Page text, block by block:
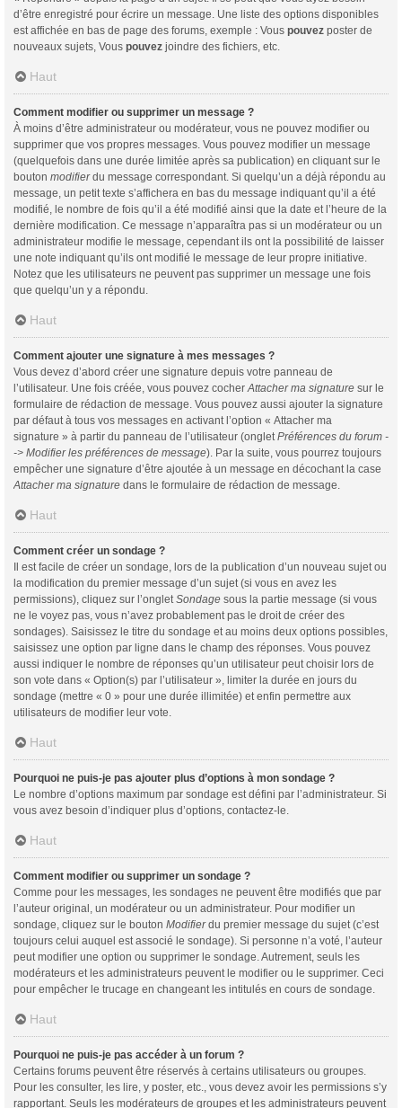
d’être enregistré pour écrire un message. Une liste des options disponibles
est affichée en bas de page des forums, exemple : Vous pouvez poster de
nouveaux sujets, Vous pouvez joindre des fichiers, etc.
Haut
Comment modifier ou supprimer un message ?
À moins d’être administrateur ou modérateur, vous ne pouvez modifier ou
supprimer que vos propres messages. Vous pouvez modifier un message
(quelquefois dans une durée limitée après sa publication) en cliquant sur le
bouton modifierdu message correspondant. Si quelqu’un a déjà répondu au
message, un petit texte s’affichera en bas du message indiquant qu’il a été
modifié, le nombre de fois qu’il a été modifié ainsi que la date et l’heure de la
dernière modification. Ce message n’apparaîtra pas si un modérateur ou un
administrateur modifie le message, cependant ils ont la possibilité de laisser
une note indiquant qu’ils ont modifié le message de leur propre initiative.
Notez que les utilisateurs ne peuvent pas supprimer un message une fois
que quelqu’un y a répondu.
Haut
Comment ajouter une signature à mes messages ?
Vous devez d’abord créer une signature depuis votre panneau de
l’utilisateur. Une fois créée, vous pouvez cocherAttacher ma signature sur le
formulaire de rédaction de message. Vous pouvez aussi ajouter la signature
par défaut à tous vos messages en activant l’option « Attacher ma
signature » à partir du panneau de l’utilisateur (ongletPréférences du forum -
-> Modifier les préférences de message). Par la suite, vous pourrez toujours
empêcher une signature d’être ajoutée à un message en décochant la case
Attacher ma signature dans le formulaire de rédaction de message.
Haut
Comment créer un sondage ?
Il est facile de créer un sondage, lors de la publication d’un nouveau sujet ou
la modification du premier message d’un sujet (si vous en avez les
permissions), cliquez sur l’ongletSondage sous la partie message (si vous
ne le voyez pas, vous n’avez probablement pas le droit de créer des
sondages). Saisissez le titre du sondage et au moins deux options possibles,
saisissez une option par ligne dans le champ des réponses. Vous pouvez
aussi indiquer le nombre de réponses qu’un utilisateur peut choisir lors de
son vote dans « Option(s) par l’utilisateur », limiter la durée en jours du
sondage (mettre « 0 » pour une durée illimitée) et enfin permettre aux
utilisateurs de modifier leur vote.
Haut
Pourquoi ne puis-je pas ajouter plus d’options à mon sondage ?
Le nombre d’options maximum par sondage est défini par l’administrateur. Si
vous avez besoin d’indiquer plus d’options, contactez-le.
Haut
Comment modifier ou supprimer un sondage ?
Comme pour les messages, les sondages ne peuvent être modifiés que par
l’auteur original, un modérateur ou un administrateur. Pour modifier un
sondage, cliquez sur le bouton Modifierdu premier message du sujet (c’est
toujours celui auquel est associé le sondage). Si personne n’a voté, l’auteur
peut modifier une option ou supprimer le sondage. Autrement, seuls les
modérateurs et les administrateurs peuvent le modifier ou le supprimer. Ceci
pour empêcher le trucage en changeant les intitulés en cours de sondage.
Haut
Pourquoi ne puis-je pas accéder à un forum ?
Certains forums peuvent être réservés à certains utilisateurs ou groupes.
Pour les consulter, les lire, y poster, etc., vous devez avoir les permissions s’y
rapportant. Seuls les modérateurs de groupes et les administrateurs peuvent